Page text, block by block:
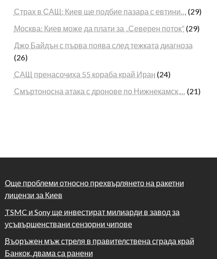
Страх в САЩ: Киев ще подбие пазара с евтини… (29)
Москва: Киев може да плати за „Северен поток“ (29)
Джо Байдън с първа поява след тежката диагноза
(26)
САЩ пренасочиха 55 кораба край Иран (24)
Смъртоносна атака с дронове по Нижнекамск,… (21)
Още проблеми относно прехвърлянето на ракетни
лицензи за Киев
TSMC и Sony ще инвестират милиарди в завод за
усъвършенствани сензорни чипове
Въоръжен мъж стреля в правителствена сграда край
Банкок, двама са ранени